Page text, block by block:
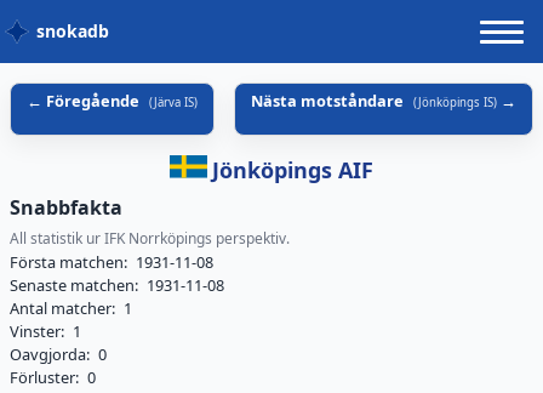
snokadb
Föregående (Järva IS) Nästa motståndare (Jönköpings IS)
Jönköpings AIF
Snabbfakta
All statistik ur IFK Norrköpings perspektiv.
Första matchen: 1931-11-08
Senaste matchen: 1931-11-08
Antal matcher: 1
Vinster: 1
Oavgjorda: 0
Förluster: 0